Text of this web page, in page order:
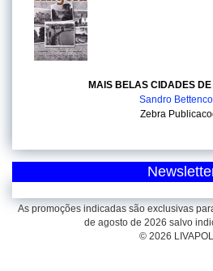
MAIS BELAS CIDADES
Sandro
Zebra
As promoções indicadas são exclusivas
de agosto de 2026 salvo
© 2026